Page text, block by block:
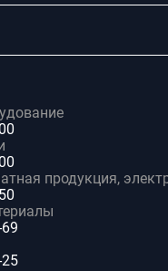
продукция,